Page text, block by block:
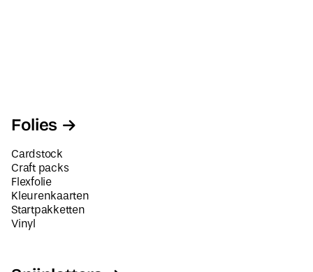
Folies
Cardstock
Craft packs
Flexfolie
Kleurenkaarten
Startpakketten
Vinyl